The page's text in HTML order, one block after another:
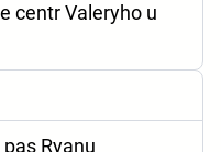
centr Valeryho u
Ryanu